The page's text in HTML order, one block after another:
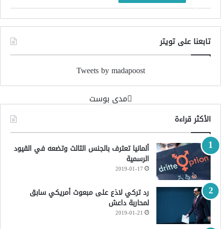
تابعنا على تويتر
Tweets by madapoost
‏مدى بوست‏
الأكثر قراءة
ألمانيا تعترف بالجنس الثالث وتضعه في القيود
الرسمية
2019-01-17
رد تركي لاذع على مبعوث أمريكي سابق
لمحاربة داعش
2019-01-21